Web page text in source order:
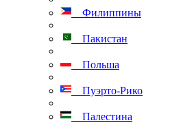
Филиппины
Пакистан
Польша
Пуэрто-Рико
Палестина